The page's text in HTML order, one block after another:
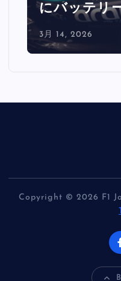
にバッテリ
3月 14, 2026
Copyright © 2026 F1